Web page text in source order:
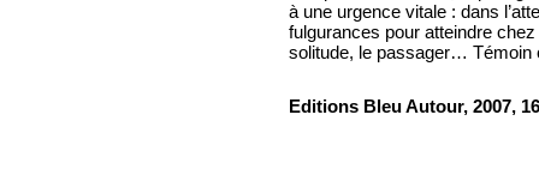
à une urgence vitale : dans
fulgurances pour atteindre chez
solitude, le passager… Témoin
Editions Bleu Autour,2007,